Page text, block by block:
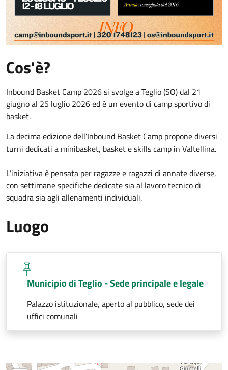
Cos'è?
Inbound Basket Camp 2026 si svolge a Teglio (SO) dal 21
giugno al 25 luglio 2026 ed è un evento di camp sportivo di
basket.
La decima edizione dell’Inbound Basket Camp propone diversi
turni dedicati a minibasket, basket e skills camp in Valtellina.
L’iniziativa è pensata per ragazze e ragazzi di annate diverse,
con settimane specifiche dedicate sia al lavoro tecnico di
squadra sia agli allenamenti individuali.
Luogo
Municipio di Teglio - Sede principale e legale
Palazzo istituzionale, aperto al pubblico, sede dei
uffici comunali